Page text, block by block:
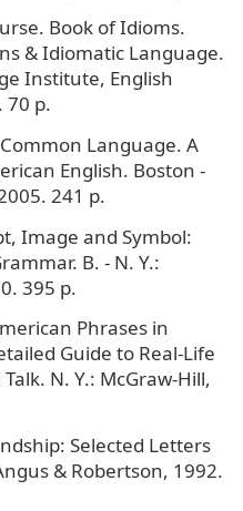
Book of Idioms.
& Idiomatic Language.
Institute, English
70 p.
Language. A
English. Boston -
241 p.
Image and Symbol:
B. - N. Y.:
395 p.
Phrases in
Guide to Real-Life
N. Y.: McGraw-Hill,
Selected Letters
& Robertson, 1992.